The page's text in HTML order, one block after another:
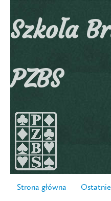
Szkoła
PZBS
Strona główna